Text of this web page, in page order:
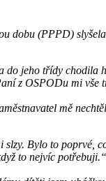
dobu (PPPD)
do jeho třídy
z OSPODu mi vše
mě
slzy. Bylo to poprvé,
to nejvíc potřebuji.“